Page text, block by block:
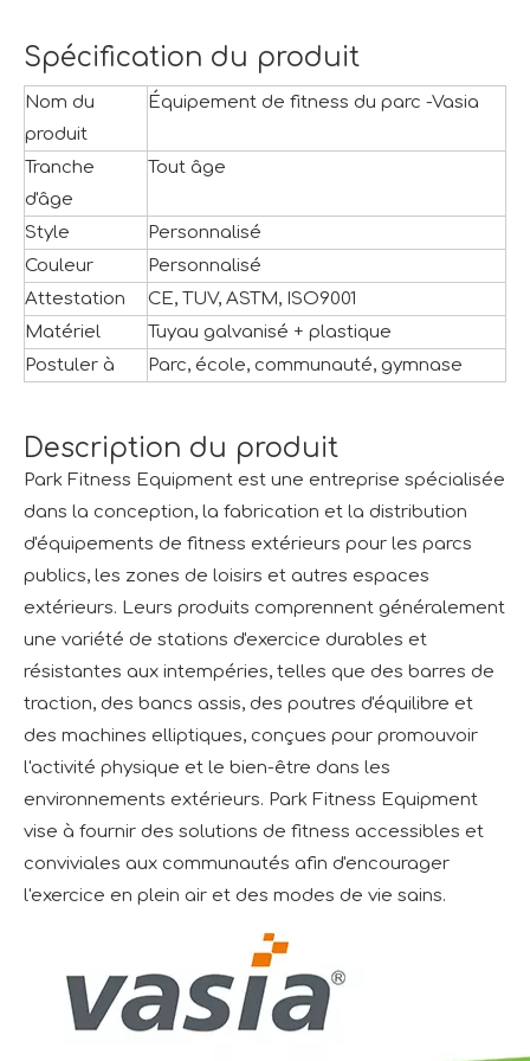
Spécification du produit
Nom du
produit
Équipement de fitness du parc -Vasia
Tranche
d'âge
Tout âge
Style
Personnalisé
Couleur
Personnalisé
Attestation
CE, TUV, ASTM, ISO9001
Matériel
Tuyau galvanisé + plastique
Postuler à
Parc, école, communauté, gymnase
Description du produit
Park Fitness Equipment est une entreprise spécialisée
dans la conception, la fabrication et la distribution
d'équipements de fitness extérieurs pour les parcs
publics, les zones de loisirs et autres espaces
extérieurs. Leurs produits comprennent généralement
une variété de stations d'exercice durables et
résistantes aux intempéries, telles que des barres de
traction, des bancs assis, des poutres d'équilibre et
des machines elliptiques, conçues pour promouvoir
l'activité physique et le bien-être dans les
environnements extérieurs. Park Fitness Equipment
vise à fournir des solutions de fitness accessibles et
conviviales aux communautés afin d'encourager
l'exercice en plein air et des modes de vie sains.